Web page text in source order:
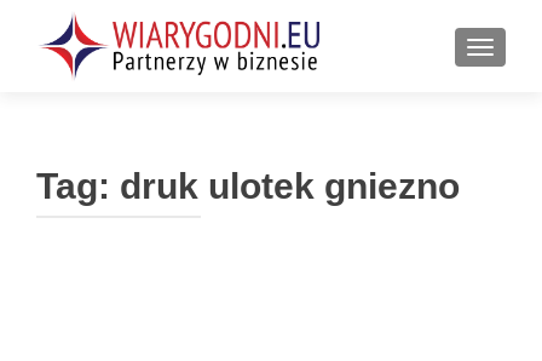
Tag: druk ulotek gniezno